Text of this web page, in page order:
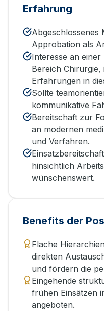
Erfahrung
Abgeschlossenes
Approbation als
Interesse an
Bereich Chirurgie,
Erfahrungen in
Sollte
kommunikative
Bereitschaft zur
an modernen
und Verfahren.
hinsichtlich
wünschenswert.
Benefits der
Flache
direkten
und fördern die
Eingehende
frühen Einsätzen
angeboten.